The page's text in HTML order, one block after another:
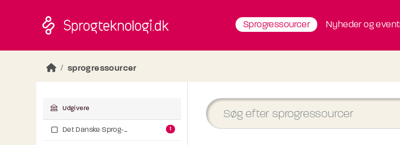
Sprogressourcer Nyheder og
sprogressourcer
Udgivere
Det Danske Sprog-... 1